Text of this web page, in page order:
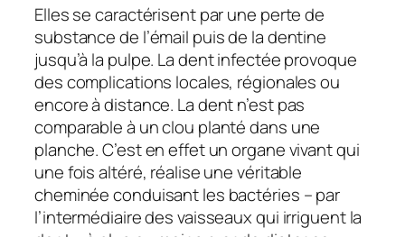
Elles se caractérisent par une perte de
substance de l’émail puis de la dentine
jusqu’à la pulpe. La dent infectée provoque
des complications locales, régionales ou
encore à distance. La dent n’est pas
comparable à un clou planté dans une
planche. C’est en effet un organe vivant qui
une fois altéré, réalise une véritable
cheminée conduisant les bactéries – par
l’intermédiaire des vaisseaux qui irriguent la